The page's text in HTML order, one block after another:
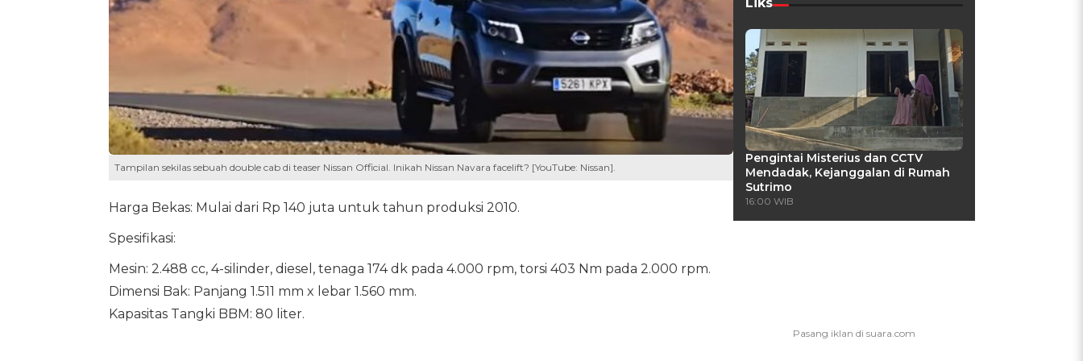
Tampilan sekilas sebuah double cab di teaser Nissan Official. Inikah Nissan Navara facelift? [YouTube: Nissan].
Harga Bekas: Mulai dari Rp 140 juta untuk tahun produksi 2010.
Spesifikasi:
Mesin: 2.488 cc, 4-silinder, diesel, tenaga 174 dk pada 4.000 rpm, torsi 403 Nm pada 2.000 rpm.
Dimensi Bak: Panjang 1.511 mm x lebar 1.560 mm.
Kapasitas Tangki BBM: 80 liter.
Pengintai Misterius dan CCTV
Mendadak, Kejanggalan di Rumah
Sutrimo
16:00 WIB